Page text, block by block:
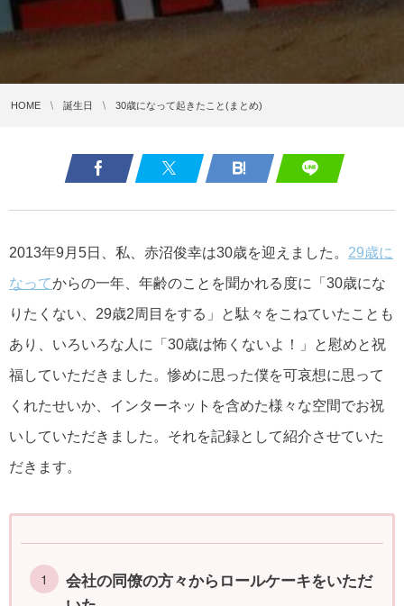
HOME 誕生日 30歳になって起きたこと(まとめ)
2013年9月5日、私、赤沼俊幸は30歳を迎えました。 29歳に
なってからの一年、年齢のことを聞かれる度に「30歳にな
りたくない、29歳2周目をする」と駄々をこねていたことも
あり、いろいろな人に「30歳は怖くないよ！」と慰めと祝
福していただきました。惨めに思った僕を可哀想に思って
くれたせいか、インターネットを含めた様々な空間でお祝
いしていただきました。それを記録として紹介させていた
だきます。
会社の同僚の方々からロールケーキをいただ